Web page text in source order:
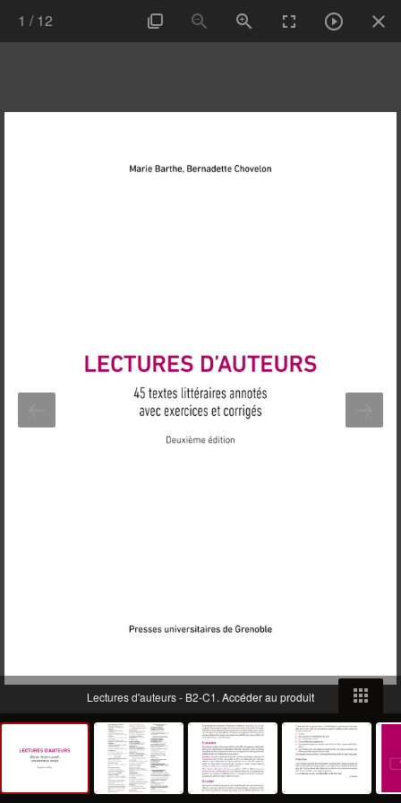
1 /12
Lectures d'auteurs - B2-C1. Accéder au produit